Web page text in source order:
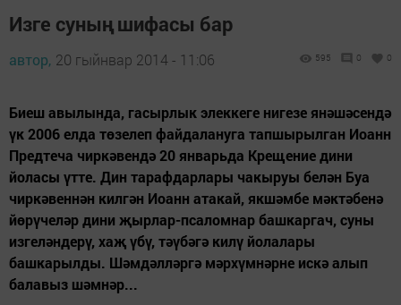
Изге суның шифасы бар
автор, 20 гыйнвар 2014 - 11:06 595 0 0
Биеш авылында, гасырлык элеккеге нигезе янәшәсендә
үк 2006 елда төзелеп файдалануга тапшырылган Иоанн
Предтеча чиркәвендә 20 январьда Крещение дини
йоласы үтте. Дин тарафдарлары чакыруы белән Буа
чиркәвеннән килгән Иоанн атакай, якшәмбе мәктәбенә
йөрүчеләр дини җырлар-псаломнар башкаргач, суны
изгеләндерү, хаҗ үбү, тәүбәгә килү йолалары
башкарылды. Шәмдәлләргә мәрхүмнәрне искә алып
балавыз шәмнәр...